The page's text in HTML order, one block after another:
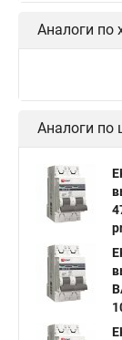
Аналоги по
Аналоги по